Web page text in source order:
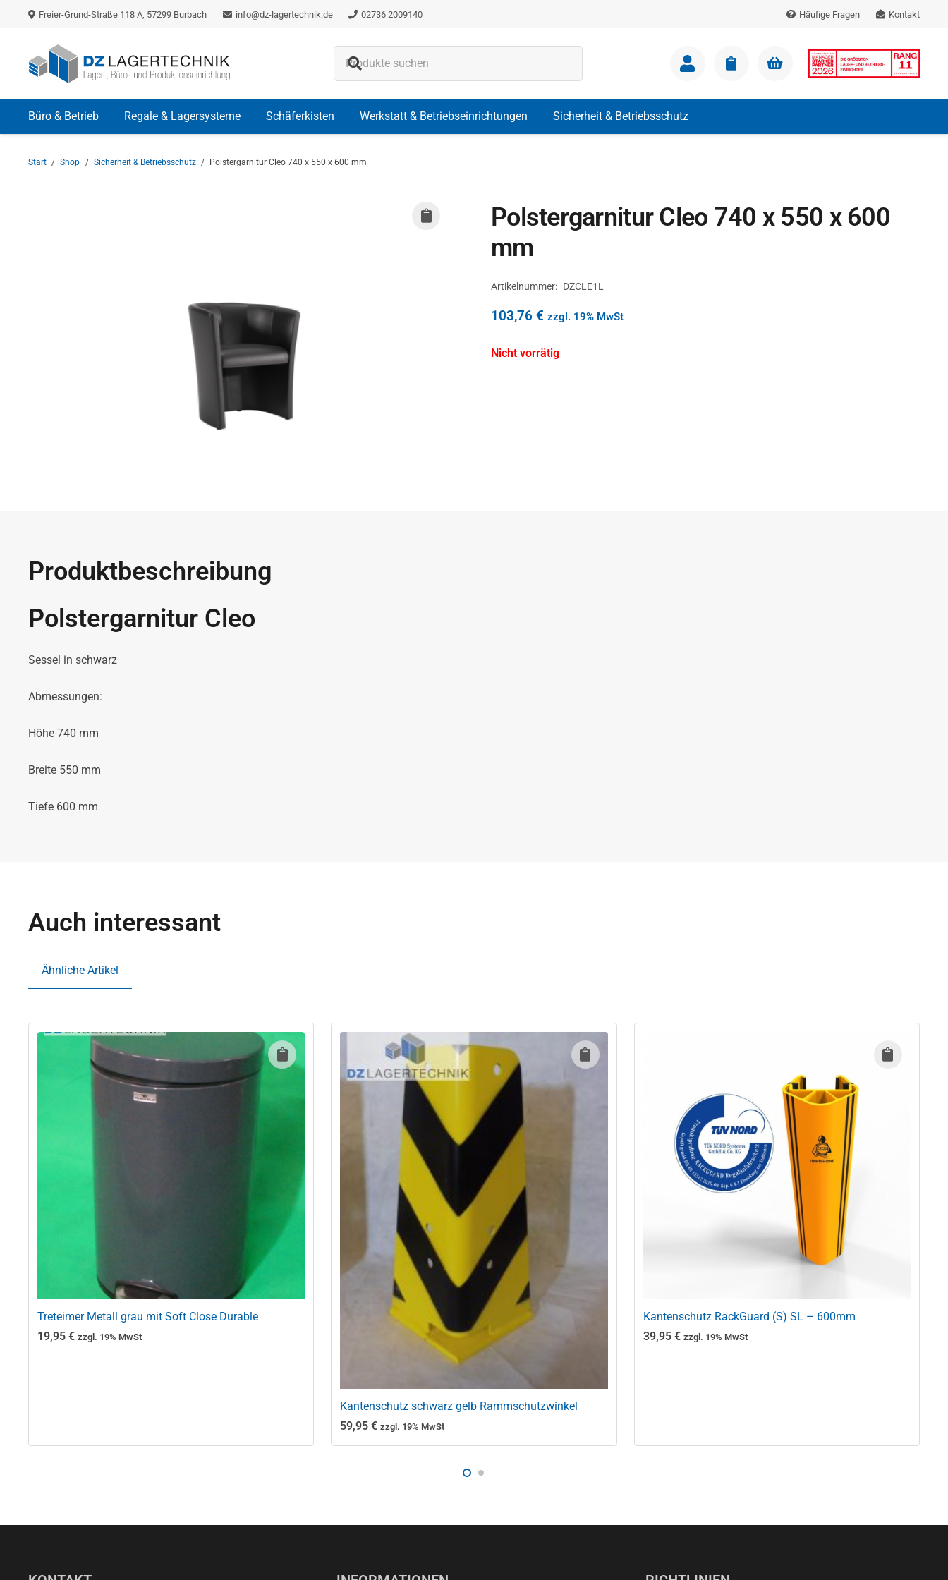
Freier-Grund-Straße 118 A, 57299 Burbach info@dz-lagertechnik.de 02736 2009140 Häufige Fragen Kontakt
Büro & Betrieb Regale & Lagersysteme Schäferkisten Werkstatt & Betriebseinrichtungen Sicherheit & Betriebsschutz
Start / Shop / Sicherheit & Betriebsschutz / Polstergarnitur Cleo 740 x 550 x 600 mm
Polstergarnitur Cleo 740 x 550 x 600
mm
Artikelnummer: DZCLE1L
103,76 € zzgl. 19% MwSt
Nicht vorrätig
Produktbeschreibung
Polstergarnitur Cleo
Sessel in schwarz
Abmessungen:
Höhe 740 mm
Breite 550 mm
Tiefe 600 mm
Auch interessant
Ähnliche Artikel
Treteimer Metall grau mit Soft Close Durable
19,95 € zzgl. 19% MwSt
Kantenschutz schwarz gelb Rammschutzwinkel
59,95€ zzgl. 19% MwSt
Kantenschutz RackGuard (S) SL – 600mm
39,95 € zzgl. 19% MwSt